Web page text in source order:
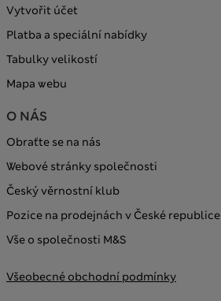
Vytvořit účet
Platba a speciální nabídky
Tabulky velikostí
Mapa webu
O NÁS
Obraťte se na nás
Webové stránky společnosti
Český věrnostní klub
Pozice na prodejnách v České republice
Vše o společnosti M&S
Všeobecné obchodní podmínky